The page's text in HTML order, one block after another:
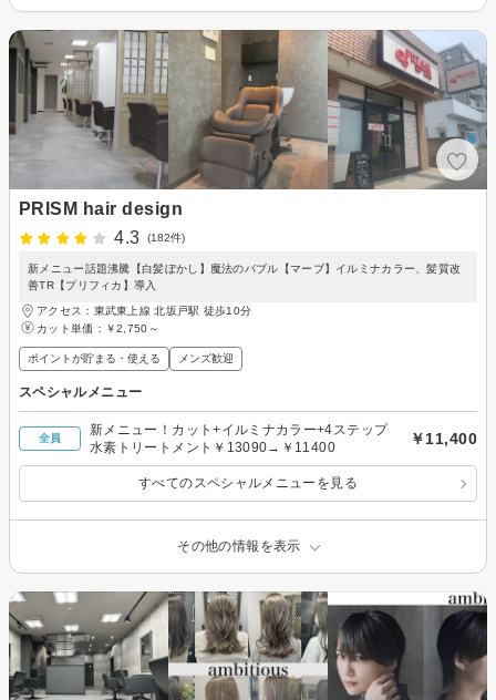
PRISM hair design
4.3
(182件)
新メニュー話題沸騰【白髪ぼかし】魔法のバブル【マーブ】イルミナカラー、髪質改
善TR【プリフィカ】導入
アクセス：東武東上線 北坂戸駅 徒歩10分
カット単価： ￥2,750～
ポイントが貯まる・使える メンズ歓迎
スペシャルメニュー
全員
新メニュー！カット+イルミナカラー+4ステップ
水素トリートメント￥13090→￥11400
￥11,400
すべてのスペシャルメニューを見る
その他の情報を表示